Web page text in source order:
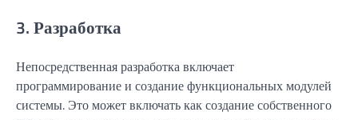
3. Разработка
Непосредственная разработка включает
программирование и создание функциональных модулей
системы. Это может включать как создание собственного